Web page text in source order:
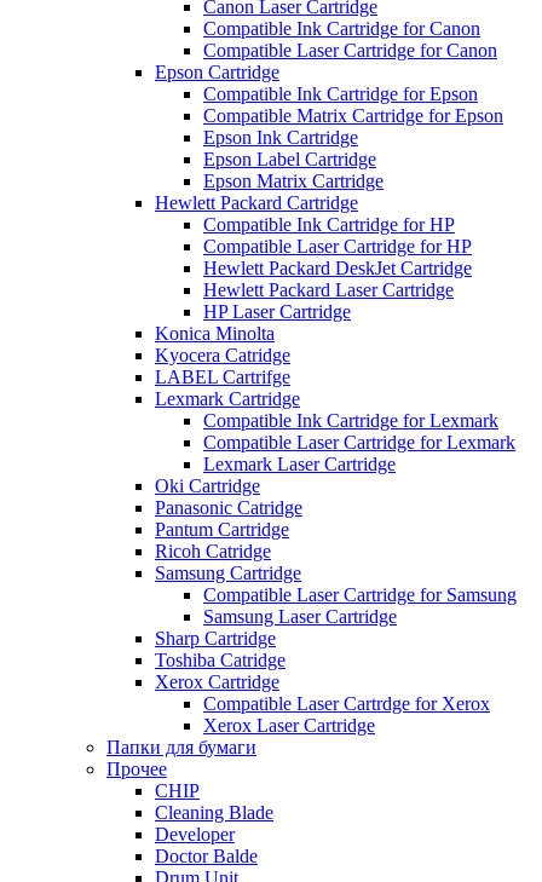
Canon Laser Cartridge
Compatible Ink Cartridge for Canon
Compatible Laser Cartridge for Canon
Epson Cartridge
Compatible Ink Cartridge for Epson
Compatible Matrix Cartridge for Epson
Epson Ink Cartridge
Epson Label Cartridge
Epson Matrix Cartridge
Hewlett Packard Cartridge
Compatible Ink Cartridge for HP
Compatible Laser Cartridge for HP
Hewlett Packard DeskJet Cartridge
Hewlett Packard Laser Cartridge
HP Laser Cartridge
Konica Minolta
Kyocera Catridge
LABEL Cartrifge
Lexmark Cartridge
Compatible Ink Cartridge for Lexmark
Compatible Laser Cartridge for Lexmark
Lexmark Laser Cartridge
Oki Cartridge
Panasonic Catridge
Pantum Cartridge
Ricoh Catridge
Samsung Cartridge
Compatible Laser Cartridge for Samsung
Samsung Laser Cartridge
Sharp Cartridge
Toshiba Catridge
Xerox Cartridge
Compatible Laser Cartrdge for Xerox
Xerox Laser Cartridge
Папки для бумаги
Прочее
CHIP
Cleaning Blade
Developer
Doctor Balde
Drum Unit